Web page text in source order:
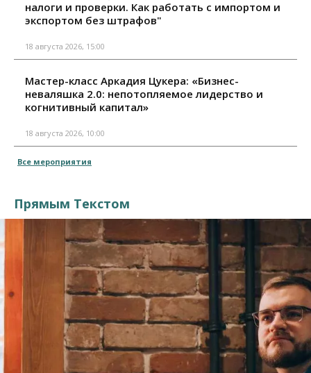
налоги и проверки. Как работать с импортом и
экспортом без штрафов"
18 августа 2026, 15:00
Мастер-класс Аркадия Цукера: «Бизнес-
неваляшка 2.0: непотопляемое лидерство и
когнитивный капитал»
18 августа 2026, 10:00
Все мероприятия
Прямым Текстом